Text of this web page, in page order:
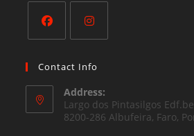
in
new
tab
in
new
tab
Contact Info
Address:
Largo dos Pintasilgos
8200-286 Albufeira, Faro,